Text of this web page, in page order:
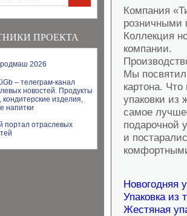
ПРОЕКТА
Компания
розничными
Коллекция
компании.
Мы
картона. Что
упаковки из
самое
подарочной
и
Новогодняя
Упаковка из
Жестяная